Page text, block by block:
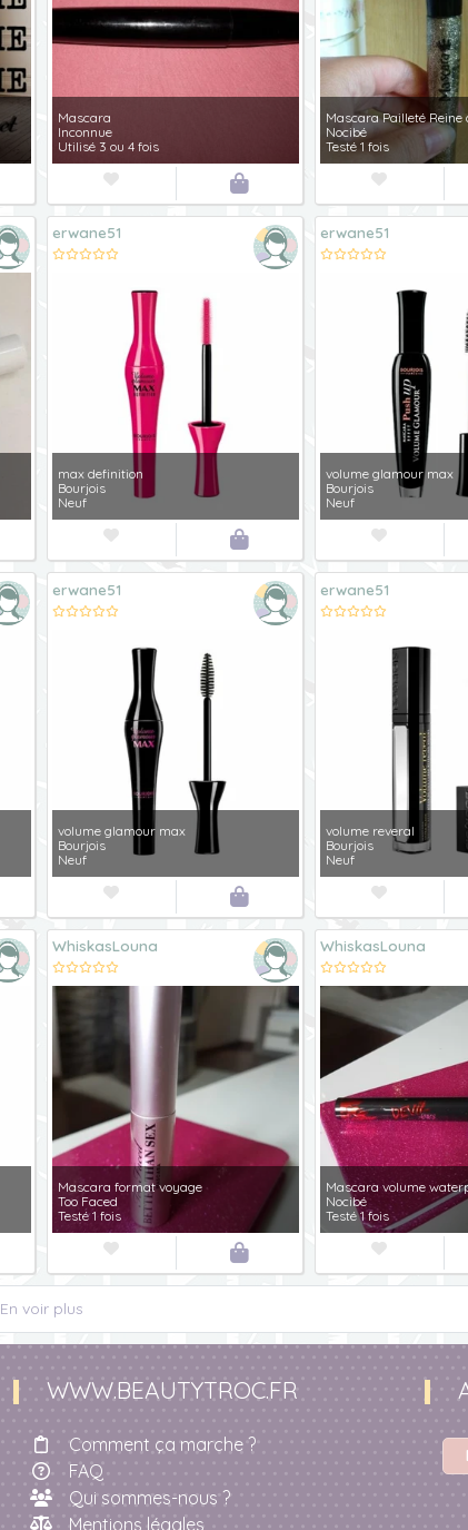
Mascara
Inconnue
Utilisé 3 ou 4 fois


Mascara Pailleté Reine
Nocibé
Testé 1 fois

erwane51
max definition
Bourjois
Neuf


erwane51
volume glamour max
Bourjois
Neuf

erwane51
volume glamour max
Bourjois
Neuf


erwane51
volume reveral
Bourjois
Neuf

WhiskasLouna
Mascara format voyage
Too Faced
Testé 1 fois


WhiskasLouna
Mascara volume
Nocibé
Testé 1 fois

En voir plus
WWW.BEAUTYTROC.FR
Comment ça marche ?
FAQ
Qui sommes-nous ?
Mentions légales